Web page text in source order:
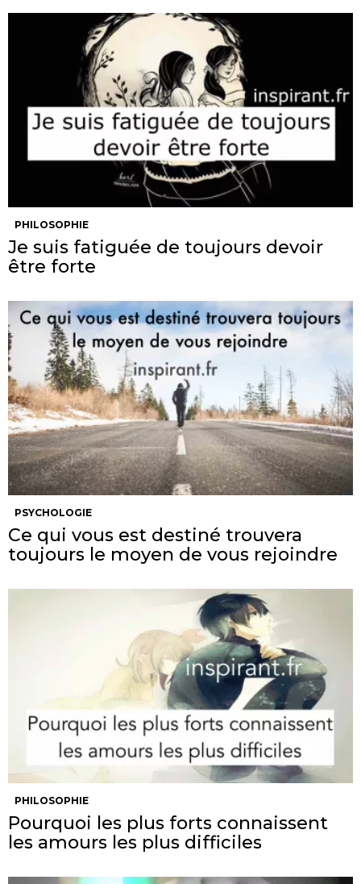
PHILOSOPHIE
Je suis fatiguée de toujours devoir
être forte
PSYCHOLOGIE
Ce qui vous est destiné trouvera
toujours le moyen de vous rejoindre
PHILOSOPHIE
Pourquoi les plus forts connaissent
les amours les plus difficiles